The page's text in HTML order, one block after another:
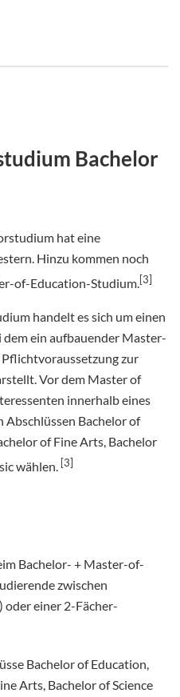
Bachelor
hat eine
Hinzu kommen noch
of-Education-Studium.[3]
handelt es sich um einen
ein aufbauender Master-
zur
Vor dem Master of
innerhalb eines
Abschlüssen Bachelor of
of Fine Arts, Bachelor
wählen. [3]
Bachelor- + Master-of-
zwischen
einer 2-Fächer-
Bachelor of Education,
Arts, Bachelor of Science